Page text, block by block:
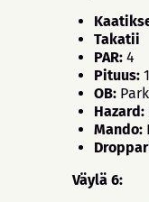
Takatii
PAR: 4
Pituus:
OB:
Hazard:
Mando:
Väylä 6: